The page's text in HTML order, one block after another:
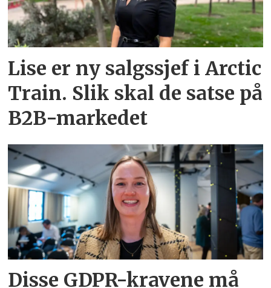
Lise er ny salgssjef i Arctic
Train. Slik skal de satse på
B2B-markedet
Disse GDPR-kravene må